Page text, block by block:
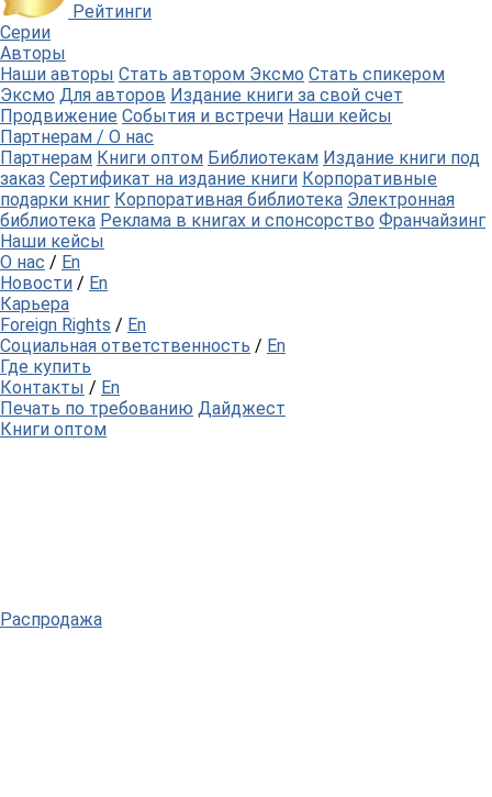
Рейтинги
Серии
Авторы
Наши авторы Стать автором Эксмо Стать спикером
Эксмо Для авторов Издание книги за свой счет
Продвижение События и встречи Наши кейсы
Партнерам / О нас
Партнерам Книги оптом Библиотекам Издание книги под
заказ Сертификат на издание книги Корпоративные
подарки книг Корпоративная библиотека Электронная
библиотека Реклама в книгах и спонсорство Франчайзинг
Наши кейсы
О нас / En
Новости / En
Карьера
Foreign Rights / En
Социальная ответственность / En
Где купить
Контакты / En
Печать по требованию Дайджест
Книги оптом
Распродажа